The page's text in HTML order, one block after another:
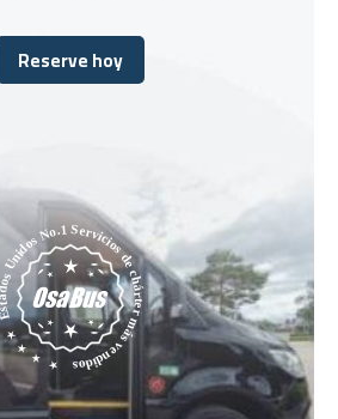
Reserve hoy
Reserve hoy